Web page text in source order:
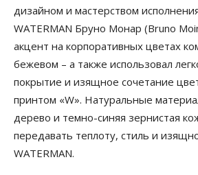
дизайном и мастерством
WATERMAN Бруно Монар (Bruno
акцент на корпоративных цветах
бежевом – а также использовал
покрытие и изящное сочетание
принтом «W». Натуральные
дерево и темно-синяя зернистая
передавать теплоту, стиль и
WATERMAN.